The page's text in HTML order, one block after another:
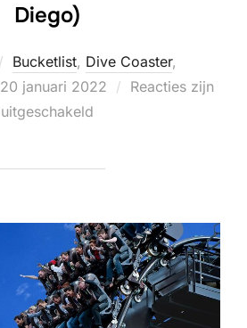
Diego)
Bucketlist, Dive Coaster,
Geplaatst
op
20 januari 2022
Reacties zijn
uitgeschakeld